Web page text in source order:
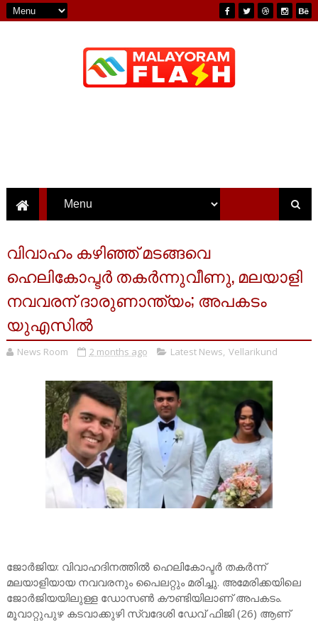
വിവാഹം കഴിഞ്ഞ് മടങ്ങവെ
ഹെലികോപ്ടർ തകർന്നുവീണു, മലയാളി
നവവരന് ദാരുണാന്ത്യം; അപകടം
യുഎസിൽ
News Room 2 months ago Latest News, Vellarikund
ജോർജിയ: വിവാഹദിനത്തിൽ ഹെലികോപ്ടർ തകർന്ന്
മലയാളിയായ നവവരനും പൈലറ്റും മരിച്ചു. അമേരിക്കയിലെ
ജോർജിയയിലുള്ള ഡോസൺ കൗണ്ടിയിലാണ് അപകടം.
മൂവാറ്റുപുഴ കടവാക്കുഴി സ്വദേശി ഡേവ് ഫിജി (26) ആണ്